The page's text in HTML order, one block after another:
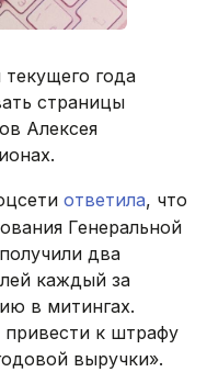
года
страницы
Алексея
ответила, что
Генеральной
два
каждый за
в митингах.
к штрафу
выручки».